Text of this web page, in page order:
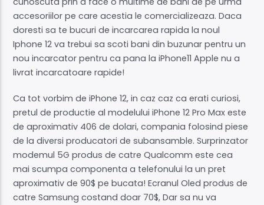
accesoriilor pe care acestia le comercializeaza. Daca
doresti sa te bucuri de incarcarea rapida la noul
Iphone 12 va trebui sa scoti bani din buzunar pentru un
nou incarcator pentru ca pana la iPhone11 Apple nu a
livrat incarcatoare rapide!
Ca tot vorbim de iPhone 12, in caz caz ca erati curiosi,
pretul de productie al modelului iPhone 12 Pro Max este
de aproximativ 406 de dolari, compania folosind piese
de la diversi producatori de subansamble. Surprinzator
modemul 5G produs de catre Qualcomm este cea
mai scumpa componenta a telefonului la un pret
aproximativ de 90$ pe bucata! Ecranul Oled produs de
catre Samsung costand doar 70$, Dar sa nu va